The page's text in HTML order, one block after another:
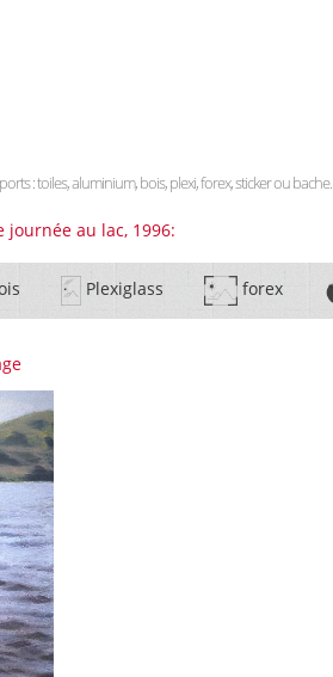
: toiles, aluminium, bois, plexi, forex, sticker ou bache.
au lac, 1996:
Plexiglass forex